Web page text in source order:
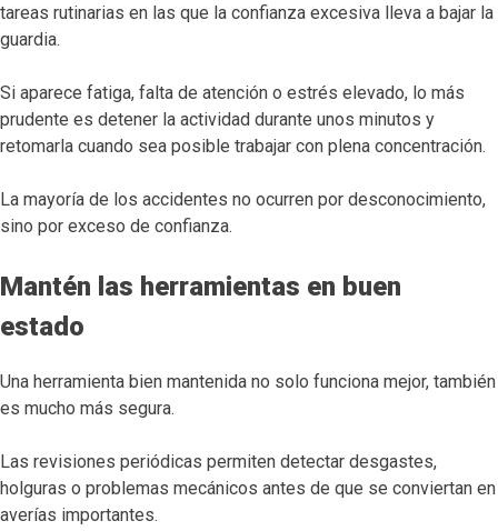
tareas rutinarias en las que la confianza excesiva lleva a bajar la
guardia.
Si aparece fatiga, falta de atención o estrés elevado, lo más
prudente es detener la actividad durante unos minutos y
retomarla cuando sea posible trabajar con plena concentración.
La mayoría de los accidentes no ocurren por desconocimiento,
sino por exceso de confianza.
Mantén las herramientas en buen
estado
Una herramienta bien mantenida no solo funciona mejor, también
es mucho más segura.
Las revisiones periódicas permiten detectar desgastes,
holguras o problemas mecánicos antes de que se conviertan en
averías importantes.